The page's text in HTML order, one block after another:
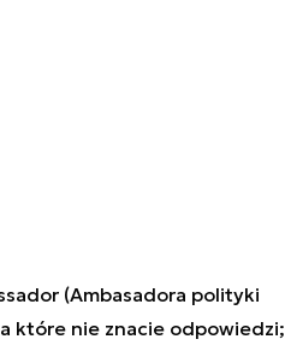
(Ambasadora polityki
które nie znacie odpowiedzi;